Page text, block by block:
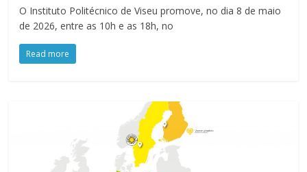
O Instituto Politécnico de Viseu promove, no dia 8 de maio
de 2026, entre as 10h e as 18h, no
Read more